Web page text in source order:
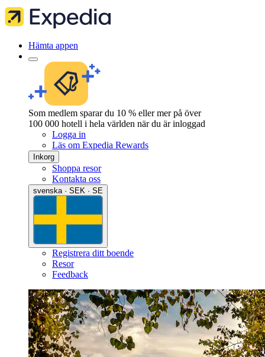
Hämta appen
Som medlem sparar du 10 % eller mer på över
100 000 hotell i hela världen när du är inloggad
Logga in
Läs om Expedia Rewards
Inkorg
Shoppa resor
Kontakta oss
svenska · SEK · SE
Registrera ditt boende
Resor
Feedback